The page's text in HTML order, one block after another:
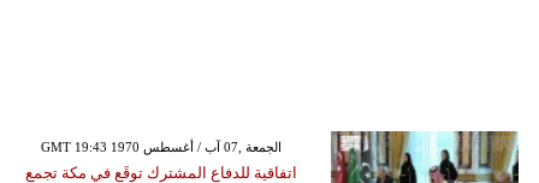
GMT 19:43 1970 الجمعة ,07 آب / أغسطس
اتفاقية للدفاع المشترك توقَع في مكة تجمع